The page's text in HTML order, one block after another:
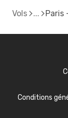
Vols Paris
Conditions